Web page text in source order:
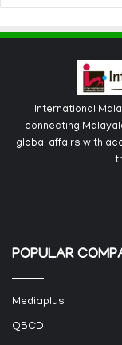
International
connecting
global affairs with
POPULAR
Mediaplus
QBCD